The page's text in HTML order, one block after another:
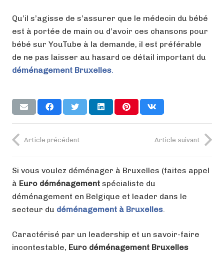
Qu’il s’agisse de s’assurer que le médecin du bébé
est à portée de main ou d’avoir ces chansons pour
bébé sur YouTube à la demande, il est préférable
de ne pas laisser au hasard ce détail important du
déménagement Bruxelles.
Article précédent Article suivant
Si vous voulez déménager à Bruxelles (faites appel
à Euro déménagement spécialiste du
déménagement en Belgique et leader dans le
secteur du déménagement à Bruxelles.
Caractérisé par un leadership et un savoir-faire
incontestable, Euro déménagement Bruxelles